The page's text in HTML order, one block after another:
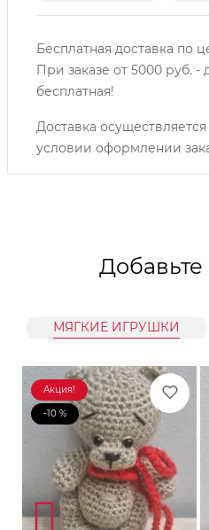
Бесплатная доставка по
При заказе от 5000 руб. -
бесплатная!
Доставка
условии оформлении
Добавьте
МЯГКИЕ ИГРУШКИ
Акция!
-10 %